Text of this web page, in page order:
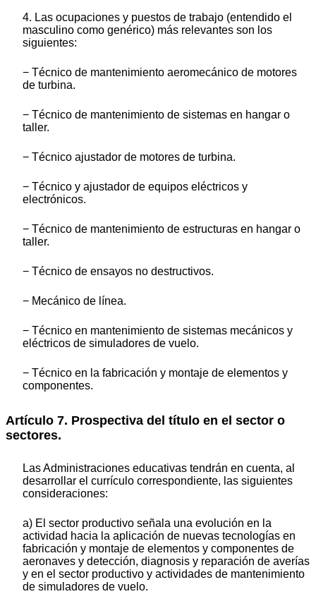
4. Las ocupaciones y puestos de trabajo (entendido el
masculino como genérico) más relevantes son los
siguientes:
− Técnico de mantenimiento aeromecánico de motores
de turbina.
− Técnico de mantenimiento de sistemas en hangar o
taller.
− Técnico ajustador de motores de turbina.
− Técnico y ajustador de equipos eléctricos y
electrónicos.
− Técnico de mantenimiento de estructuras en hangar o
taller.
− Técnico de ensayos no destructivos.
− Mecánico de línea.
− Técnico en mantenimiento de sistemas mecánicos y
eléctricos de simuladores de vuelo.
− Técnico en la fabricación y montaje de elementos y
componentes.
Artículo 7. Prospectiva del título en el sector o
sectores.
Las Administraciones educativas tendrán en cuenta, al
desarrollar el currículo correspondiente, las siguientes
consideraciones:
a) El sector productivo señala una evolución en la
actividad hacia la aplicación de nuevas tecnologías en
fabricación y montaje de elementos y componentes de
aeronaves y detección, diagnosis y reparación de averías
y en el sector productivo y actividades de mantenimiento
de simuladores de vuelo.